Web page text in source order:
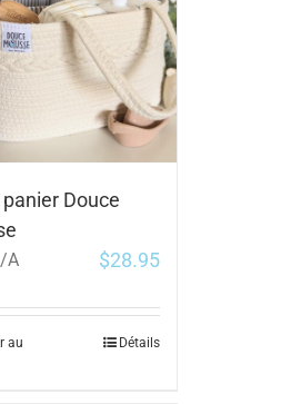
panier Douce
A $28.95
au
Détails